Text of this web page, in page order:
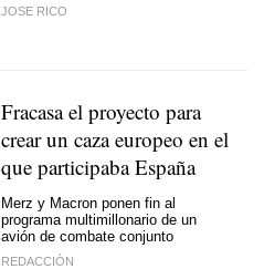
JOSE RICO
Fracasa el proyecto para
crear un caza europeo en el
que participaba España
Merz y Macron ponen fin al
programa multimillonario de un
avión de combate conjunto
REDACCIÓN